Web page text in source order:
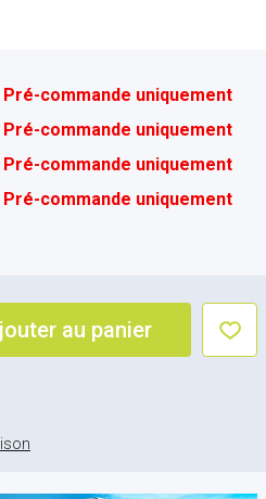
Pré-commande uniquement
Pré-commande uniquement
Pré-commande uniquement
Pré-commande uniquement
au panier